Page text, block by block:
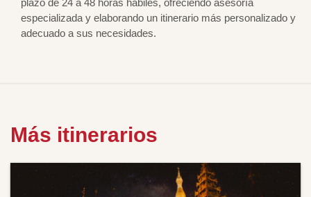
plazo de 24 a 48 horas hábiles, ofreciendo asesoría
especializada y elaborando un itinerario más personalizado y
adecuado a sus necesidades.
Más itinerarios